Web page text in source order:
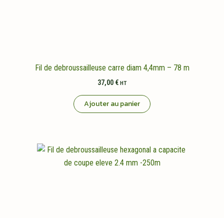
Fil de debroussailleuse carre diam 4,4mm – 78 m
37,00 € HT
Ajouter au panier